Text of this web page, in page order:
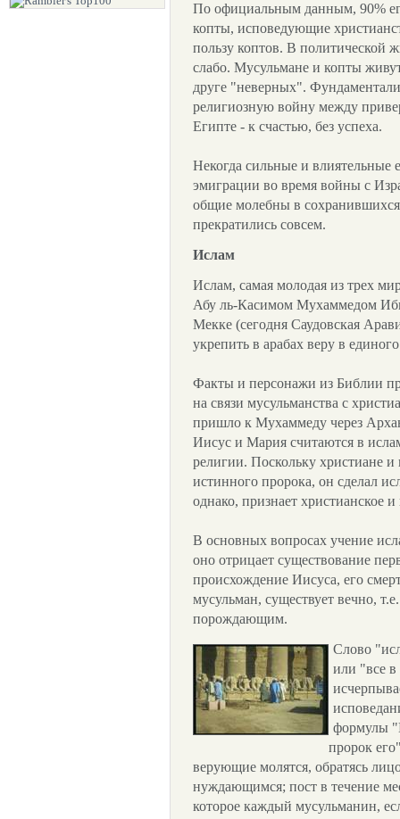
По официальным данным, 90%
копты, исповедующие
пользу коптов. В политической
слабо. Мусульмане и копты
друге "неверных".
религиозную войну между
Египте - к счастью, без успеха.
Некогда сильные и
эмиграции во время войны с
общие молебны в сохранившихся
прекратились совсем.
Ислам
Ислам, самая молодая из трех
Абу ль-Касимом Мухаммедом
Мекке (сегодня Саудовская
укрепить в арабах веру в
Факты и персонажи из Библии
на связи мусульманства с
пришло к Мухаммеду через
Иисус и Мария считаются в
религии. Поскольку христиане
истинного пророка, он сделал
однако, признает христианское
В основных вопросах учение
оно отрицает существование
происхождение Иисуса, его
мусульман, существует вечно,
порождающим.
Слово
или "все в
формулы
пророк
верующие молятся, обратясь
нуждающимся; пост в течение
которое каждый мусульманин,